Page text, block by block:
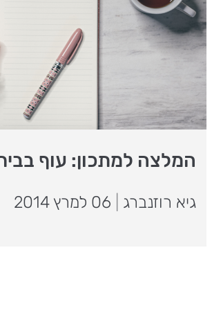
המלצה למתכון: עוף
גיא רוזנברג